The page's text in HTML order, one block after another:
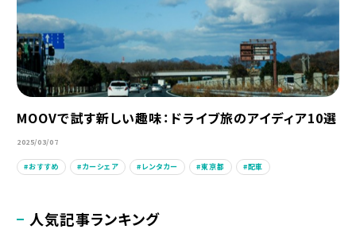
MOOVで試す新しい趣味：ドライブ旅のアイディア10選
2025/03/07
おすすめ カーシェア レンタカー 東京都 配車
人気記事ランキング